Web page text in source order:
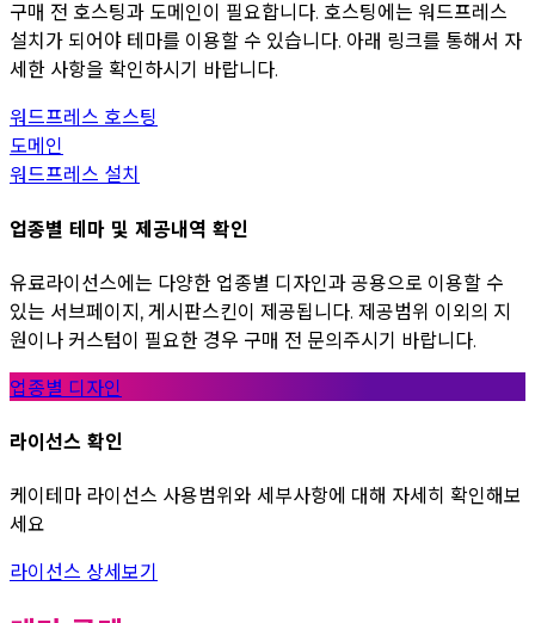
구매 전 호스팅과 도메인이 필요합니다. 호스팅에는 워드프레스
설치가 되어야 테마를 이용할 수 있습니다. 아래 링크를 통해서 자
세한 사항을 확인하시기 바랍니다.
워드프레스 호스팅
도메인
워드프레스 설치
업종별 테마 및 제공내역 확인
유료라이선스에는 다양한 업종별 디자인과 공용으로 이용할 수
있는 서브페이지, 게시판스킨이 제공됩니다. 제공범위 이외의 지
원이나 커스텀이 필요한 경우 구매 전 문의주시기 바랍니다.
업종별 디자인
라이선스 확인
케이테마 라이선스 사용범위와 세부사항에 대해 자세히 확인해보
세요
라이선스 상세보기